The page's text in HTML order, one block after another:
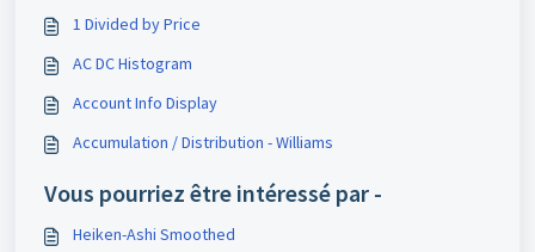
1 Divided by Price
AC DC Histogram
Account Info Display
Accumulation / Distribution - Williams
Vous pourriez être intéressé par -
Heiken-Ashi Smoothed